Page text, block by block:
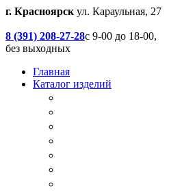
г. Красноярск ул. Караульная, 27
8 (391) 208-27-28с 9-00 до 18-00,
без выходных
Главная
Каталог изделий